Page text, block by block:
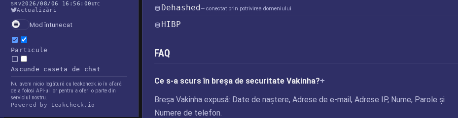
SRV2026/08/06 16:56:00UTC
Actualizări
Mod întunecat
Particule
Ascunde caseta de chat
Nu avem nicio legătură cu leakcheck.io în afară
de a folosi API-ul lor pentru a oferi o parte din
serviciul nostru.
Powered by Leakcheck.io
Dehashed— conectat prin potrivirea domeniului
HIBP
FAQ
Ce s-a scurs în breșa de securitate Vakinha?
Breșa Vakinha expusă: Date de naștere, Adrese de e-mail, Adrese IP, Nume, Parole și
Numere de telefon.